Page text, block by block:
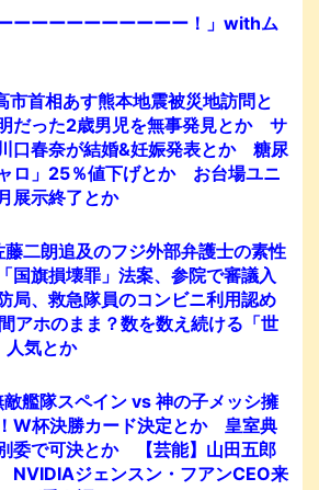
ーーーーーーーーーー！」withム
首相あす熊本地震被災地訪問と
だった2歳男児を無事発見とか サ
口春奈が結婚&妊娠発表とか 糖尿
ロ」25％値下げとか お台場ユニ
展示終了とか
二朗追及のフジ外部弁護士の素性
旗損壊罪」法案、参院で審議入
局、救急隊員のコンビニ利用認め
アホのまま？数を数え続ける「世
人気とか
艦隊スペイン vs 神の子メッシ擁
W杯決勝カード決定とか 皇室典
委で可決とか 【芸能】山田五郎
NVIDIAジェンスン・フアンCEO来